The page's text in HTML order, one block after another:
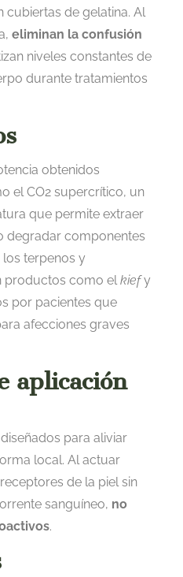
de gelatina. Al
eliminan la confusión
niveles constantes de
durante tratamientos
obtenidos
el CO2 supercrítico, un
que permite extraer
degradar componentes
terpenos y
productos como elkiefy
por pacientes que
afecciones graves
aplicación
para aliviar
local. Al actuar
de la piel sin
sanguíneo, no
.